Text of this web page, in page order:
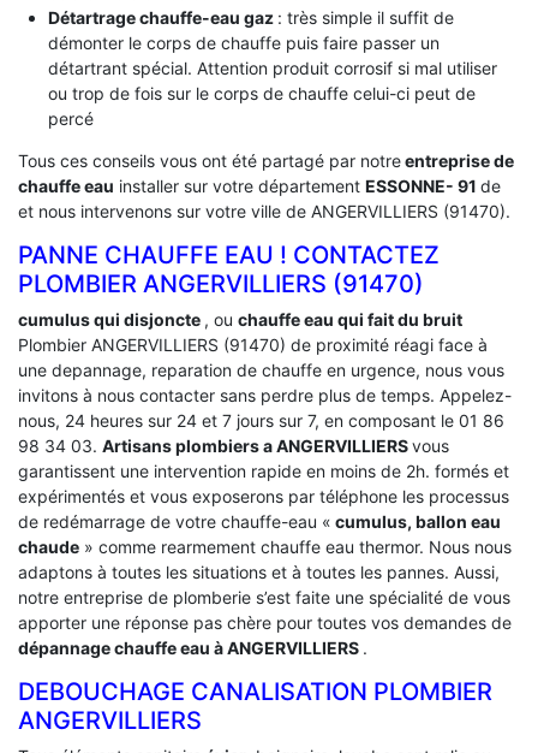
Détartrage chauffe-eau gaz : très simple il suffit de
démonter le corps de chauffe puis faire passer un
détartrant spécial. Attention produit corrosif si mal utiliser
ou trop de fois sur le corps de chauffe celui-ci peut de
percé
Tous ces conseils vous ont été partagé par notreentreprise de
chauffe eau installer sur votre département ESSONNE- 91 de
et nous intervenons sur votre ville de ANGERVILLIERS (91470).
PANNE CHAUFFE EAU ! CONTACTEZ
PLOMBIER ANGERVILLIERS (91470)
cumulus qui disjoncte , ou chauffe eau qui fait du bruit
Plombier ANGERVILLIERS (91470) de proximité réagi face à
une depannage, reparation de chauffe en urgence, nous vous
invitons à nous contacter sans perdre plus de temps. Appelez-
nous, 24 heures sur 24 et 7 jours sur 7, en composant le 01 86
98 34 03. Artisans plombiers a ANGERVILLIERSvous
garantissent une intervention rapide en moins de 2h. formés et
expérimentés et vous exposerons par téléphone les processus
de redémarrage de votre chauffe-eau « cumulus, ballon eau
chaude » comme rearmement chauffe eau thermor. Nous nous
adaptons à toutes les situations et à toutes les pannes. Aussi,
notre entreprise de plomberie s’est faite une spécialité de vous
apporter une réponse pas chère pour toutes vos demandes de
dépannage chauffe eau à ANGERVILLIERS .
DEBOUCHAGE CANALISATION PLOMBIER
ANGERVILLIERS